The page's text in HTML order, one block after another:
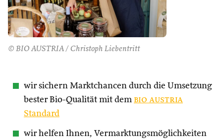
© BIO AUSTRIA / Christoph Liebentritt
wir sichern Marktchancen durch die Umsetzung
bester Bio-Qualität mit dem bio austria
Standard
wir helfen Ihnen, Vermarktungsmöglichkeiten